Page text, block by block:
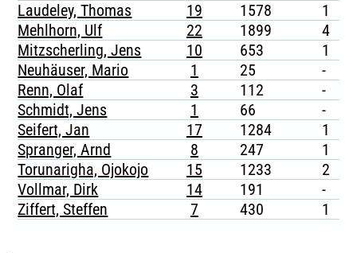
Laudeley, Thomas
19 1578 1
Mehlhorn, Ulf
22 1899 4
Mitzscherling, Jens
10 653 1
Neuhäuser, Mario
1 25 -
Renn, Olaf
3 112 -
Schmidt, Jens
1 66 -
Seifert, Jan
17 1284 1
Spranger, Arnd
8 247 1
Torunarigha, Ojokojo
15 1233 2
Vollmar, Dirk
14 191 -
Ziffert, Steffen
7 430 1